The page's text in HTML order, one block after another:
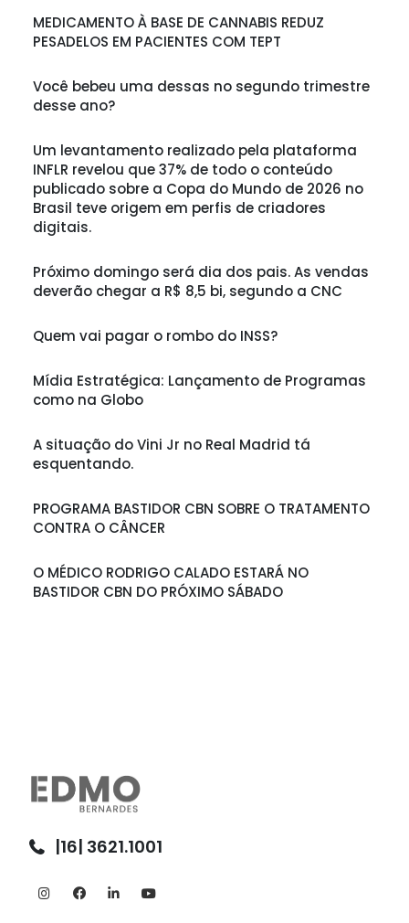
MEDICAMENTO À BASE DE CANNABIS REDUZ
PESADELOS EM PACIENTES COM TEPT
Você bebeu uma dessas no segundo trimestre
desse ano?
Um levantamento realizado pela plataforma
INFLR revelou que 37% de todo o conteúdo
publicado sobre a Copa do Mundo de 2026 no
Brasil teve origem em perfis de criadores
digitais.
Próximo domingo será dia dos pais. As vendas
deverão chegar a R$ 8,5 bi, segundo a CNC
Quem vai pagar o rombo do INSS?
Mídia Estratégica: Lançamento de Programas
como na Globo
A situação do Vini Jr no Real Madrid tá
esquentando.
PROGRAMA BASTIDOR CBN SOBRE O TRATAMENTO
CONTRA O CÂNCER
O MÉDICO RODRIGO CALADO ESTARÁ NO
BASTIDOR CBN DO PRÓXIMO SÁBADO
|16| 3621.1001